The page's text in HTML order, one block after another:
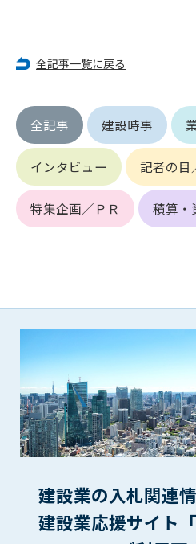
全記事一覧に戻る
全記事 建設時事
インタビュー 記者の目
特集企画／ＰＲ 積算・
建設業の入札関連
建設業応援サイト「
当することが判明した場合、会
第5条（IDおよびパスワードの管
1. 会員は申込の際に管理者が発行
用および管理について責任を負
2. 会員は、自己のIDおよびパスワ
その他形態を問わず、第三者に
ん。
3. 会員は、IDおよびパスワードの
1. 会員は建設資料館WEB上で以下
す。
(1) 第三者または管理者の著作権
る行為
(2) 第三者または管理者の財産、プ
為
(3) 第三者または管理者を誹謗中傷
(4) 有害なコンピュータプログラ
(5) 第三者に不利益を与える行為
(7) 公序良俗に反する行為
(8) 犯罪的行為に結びつく行為
(9) その他、法律に反する行為